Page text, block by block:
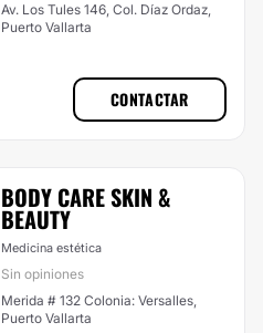
Av. Los Tules 146, Col. Díaz Ordaz,
Puerto Vallarta
CONTACTAR
BODY CARE SKIN &
BEAUTY
Medicina estética
Sin opiniones
Merida # 132 Colonia: Versalles,
Puerto Vallarta